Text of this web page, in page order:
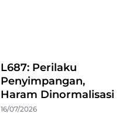
L687: Perilaku
Penyimpangan,
Haram Dinormalisasi
16/07/2026